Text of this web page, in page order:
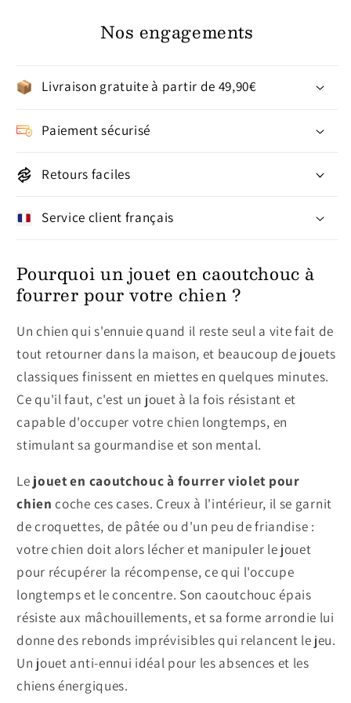
Nos engagements
Livraison gratuite à partir de 49,90€
Paiement sécurisé
Retours faciles
Service client français
Pourquoi un jouet en caoutchouc à
fourrer pour votre chien ?
Un chien qui s'ennuie quand il reste seul a vite fait de
tout retourner dans la maison, et beaucoup de jouets
classiques finissent en miettes en quelques minutes.
Ce qu'il faut, c'est un jouet à la fois résistant et
capable d'occuper votre chien longtemps, en
stimulant sa gourmandise et son mental.
Le jouet en caoutchouc à fourrer violet pour
chien coche ces cases. Creux à l'intérieur, il se garnit
de croquettes, de pâtée ou d'un peu de friandise :
votre chien doit alors lécher et manipuler le jouet
pour récupérer la récompense, ce qui l'occupe
longtemps et le concentre. Son caoutchouc épais
résiste aux mâchouillements, et sa forme arrondie lui
donne des rebonds imprévisibles qui relancent le jeu.
Un jouet anti-ennui idéal pour les absences et les
chiens énergiques.